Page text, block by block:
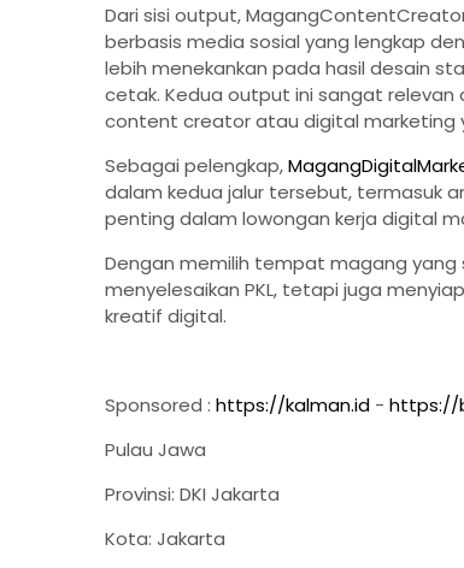
Dari sisi output,
berbasis media sosial yang lengkap
lebih menekankan pada hasil desain
cetak. Kedua output ini sangat relevan
content creator atau digital marketing
Sebagai pelengkap,
dalam kedua jalur tersebut, termasuk
penting dalam lowongan kerja digital
Dengan memilih tempat magang yang
menyelesaikan PKL, tetapi juga
kreatif digital.
Sponsored : https://kalman.id - https://
Pulau Jawa
Provinsi: DKI Jakarta
Kota: Jakarta